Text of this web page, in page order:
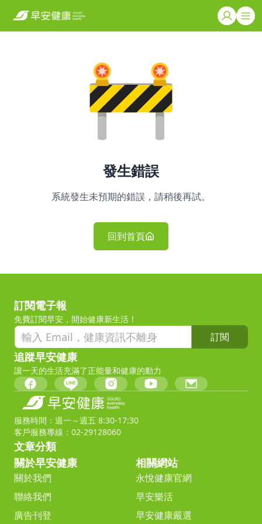
發生錯誤
系統發生未預期的錯誤，請稍後再試。
回到首頁
訂閱電子報
免費訂閱早安，開始健康新生活！
訂閱
追蹤早安健康
讓一天的生活充滿了正能量和健康的動力
服務時間：週一～週五 8:30-17:30
客戶服務專線：02-29128060
文章分類
關於早安健康
關於我們
聯絡我們
廣告刊登
相關網站
永悅健康官網
早安樂活
早安健康嚴選